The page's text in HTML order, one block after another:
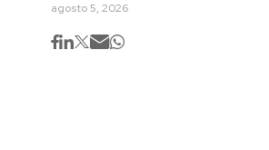
agosto 5, 2026